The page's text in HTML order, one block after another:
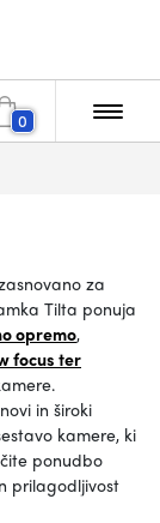
0
za
Tilta ponuja
opremo,
focus ter
in široki
kamere, ki
ponudbo
prilagodljivost